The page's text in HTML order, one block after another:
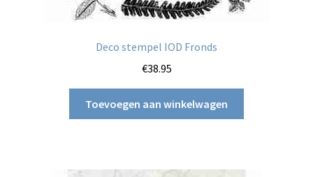
Deco stempel IOD Fronds
€38.95
Toevoegen aan winkelwagen